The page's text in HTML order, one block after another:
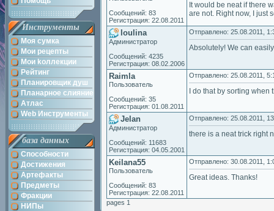
Инструменты
Моя сумка
Мои рецепты
Мои kоллекции
Рейтинг
Планировщик душ
Планарное слияние
Атлас
Web Инструменты
база данных
Способности
Достижения
Артефакты
Предметы
Фракции
НИПы
Сообщений: 83
Регистрация: 22.08.2011
It would be neat if there
are not. Right now, I just
loulina
Администратор
Сообщений: 4235
Регистрация: 08.02.2006
Отправлено: 25.08.2011,
Absolutely! We can
Raimla
Пользователь
Сообщений: 35
Регистрация: 01.08.2011
Отправлено: 25.08.2011,
I do that by sorting
Jelan
Администратор
Сообщений: 11683
Регистрация: 04.05.2001
Отправлено: 25.08.2011,
there is a neat trick right
Keilana55
Пользователь
Сообщений: 83
Регистрация: 22.08.2011
Отправлено: 30.08.2011,
Great ideas. Thanks!
pages 1